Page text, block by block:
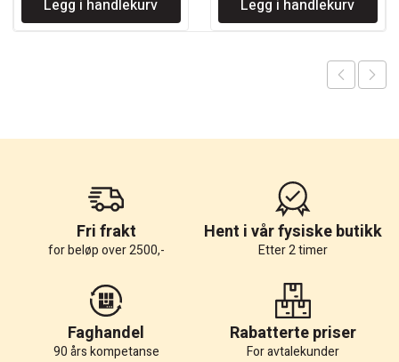
Legg i handlekurv Legg i handlekurv
Fri frakt
for beløp over 2500,-
Hent i vår fysiske butikk
Etter 2 timer
Faghandel
90 års kompetanse
Rabatterte priser
For avtalekunder